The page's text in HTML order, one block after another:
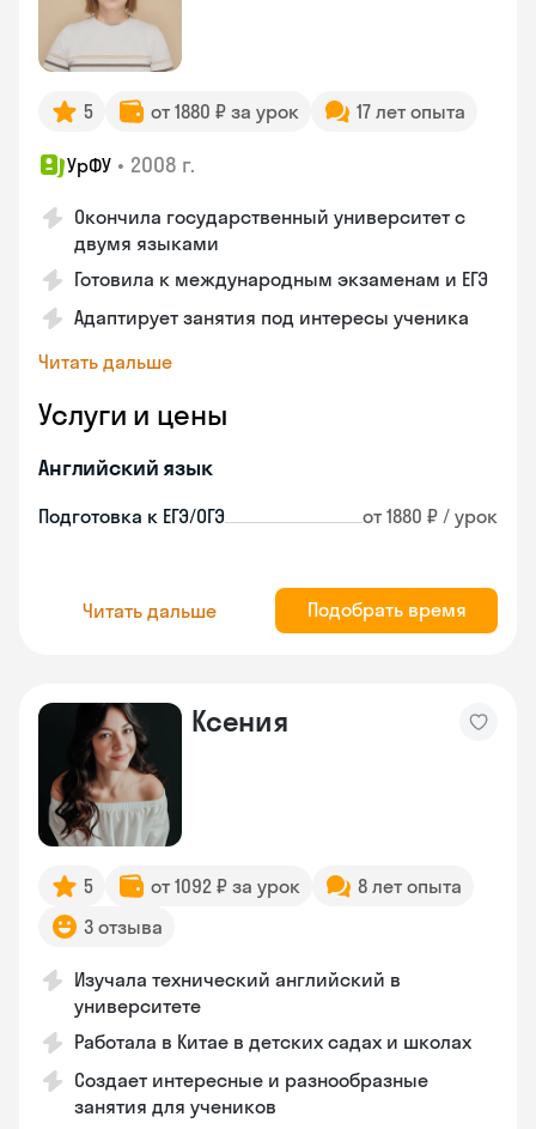
5 от 1880 ₽ за урок 17 лет опыта
УрФУ • 2008 г.
Окончила государственный университет с
двумя языками
Готовила к международным экзаменам и ЕГЭ
Адаптирует занятия под интересы ученика
Читать дальше
Услуги и цены
Английский язык
Подготовка к ЕГЭ/ОГЭ от 1880 ₽ / урок
Читать дальше Подобрать время
Ксения
5 от 1092 ₽ за урок
8 лет опыта
3 отзыва
Изучала технический английский в
университете
Работала в Китае в детских садах и школах
Создает интересные и разнообразные
занятия для учеников